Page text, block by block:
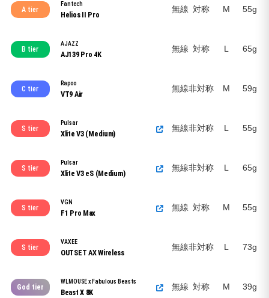
A tier
Fantech
Helios II Pro
無線 対称 M 55g
B tier
AJAZZ
AJ139 Pro 4K
無線 対称 L 65g
C tier
Rapoo
VT9 Air
無線非対称 M 59g
S tier
Pulsar
Xlite V3 (Medium)
無線非対称 L 55g
S tier
Pulsar
Xlite V3 eS (Medium)
無線非対称 L 65g
S tier
VGN
F1 Pro Max
無線 対称 M 55g
S tier
VAXEE
OUTSET AX Wireless
無線非対称 L 73g
God tier
WLMOUSE x Fabulous Beasts
Beast X 8K
無線 対称 M 39g